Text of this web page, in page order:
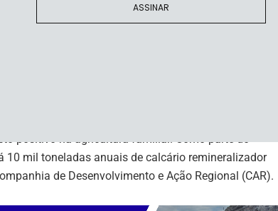
é de alta tecnologia. É a mineração sustentável e
Carballal. “Esse projeto vai levar a Bahia a se
garantir a produção de calcário
de amplo desenvolvimento”, informou.
positivo na agricultura familiar. Como parte do
mil toneladas anuais de calcário remineralizador
de Desenvolvimento e Ação Regional (CAR).
ASSINAR